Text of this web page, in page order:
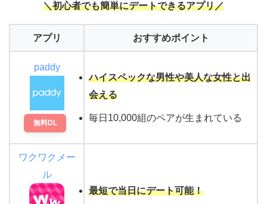
＼初心者でも簡単にデートできるアプリ／
アプリ おすすめポイント
paddy
無料DL
ハイスペックな男性や美人な女性と出
会える
毎日10,000組のペアが生まれている
ワクワクメー
ル
最短で当日にデート可能！